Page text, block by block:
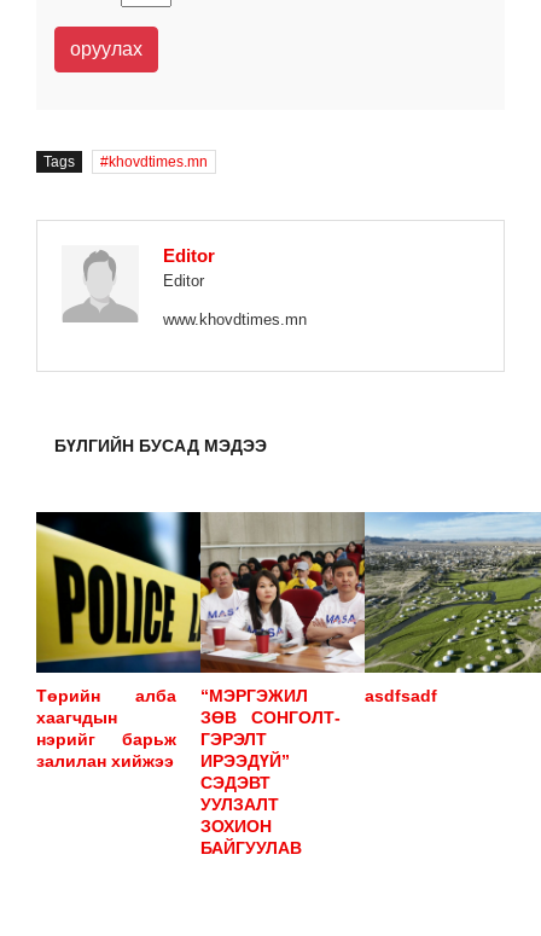
оруулах
Tags khovdtimes.mn
Editor
Editor
www.khovdtimes.mn
БҮЛГИЙН БУСАД МЭДЭЭ
​Төрийн алба
хаагчдын
нэрийг барьж
залилан хийжээ
“МЭРГЭЖИЛ
ЗӨВ СОНГОЛТ-
ГЭРЭЛТ
ИРЭЭДҮЙ”
СЭДЭВТ
УУЛЗАЛТ
ЗОХИОН
БАЙГУУЛАВ
asdfsadf